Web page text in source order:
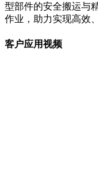
型部件的安全搬运与
作业，助力实现高效
客户应用视频